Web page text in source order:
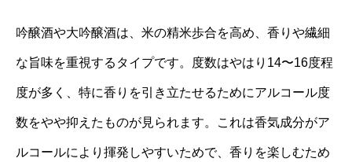
吟醸酒や大吟醸酒は、米の精米歩合を高め、香りや繊細
な旨味を重視するタイプです。度数はやはり14〜16度程
度が多く、特に香りを引き立たせるためにアルコール度
数をやや抑えたものが見られます。これは香気成分がア
ルコールにより揮発しやすいためで、香りを楽しむため